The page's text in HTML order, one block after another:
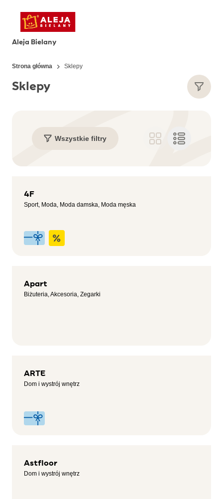
Aleja Bielany
Strona główna Sklepy
Sklepy
Wszystkie filtry
4F
Sport, Moda, Moda damska, Moda męska
Apart
Biżuteria, Akcesoria, Zegarki
ARTE
Dom i wystrój wnętrz
Astfloor
Dom i wystrój wnętrz